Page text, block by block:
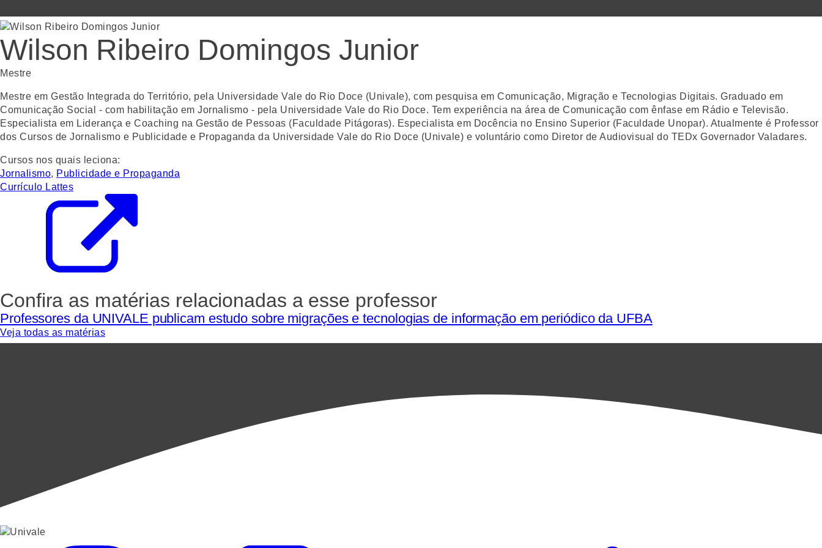
Wilson Ribeiro Domingos Junior
Mestre
Mestre em Gestão Integrada do Território, pela Universidade Vale do Rio Doce (Univale), com pesquisa em Comunicação, Migração e Tecnologias Digitais. Graduado em
Comunicação Social - com habilitação em Jornalismo - pela Universidade Vale do Rio Doce. Tem experiência na área de Comunicação com ênfase em Rádio e Televisão.
Especialista em Liderança e Coaching na Gestão de Pessoas (Faculdade Pitágoras). Especialista em Docência no Ensino Superior (Faculdade Unopar). Atualmente é Professor
dos Cursos de Jornalismo e Publicidade e Propaganda da Universidade Vale do Rio Doce (Univale) e voluntário como Diretor de Audiovisual do TEDx Governador Valadares.
Cursos nos quais leciona:
Jornalismo, Publicidade e Propaganda
Currículo Lattes
Confira as matérias relacionadas a esse professor
Professores da UNIVALE publicam estudo sobre migrações e tecnologias de informação em periódico da UFBA
Veja todas as matérias